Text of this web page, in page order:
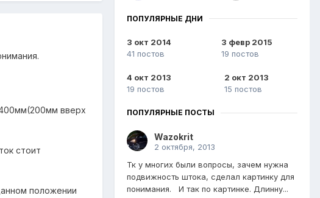
вверх
стоит
положении
ПОПУЛЯРНЫЕ ДНИ
3 окт 2014
41 постов
3 февр 2015
19 постов
4 окт 2013
19 постов
2 окт 2013
15 постов
ПОПУЛЯРНЫЕ ПОСТЫ
Wazokrit
2 октября, 2013
Тк у многих были вопросы, зачем нужна
подвижность штока, сделал картинку для
понимания. И так по картинке. Длинну...